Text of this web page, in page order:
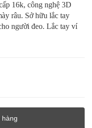
16k, công nghệ 3D
râu. Sở hữu lắc tay
người đeo. Lắc tay ví
hàng